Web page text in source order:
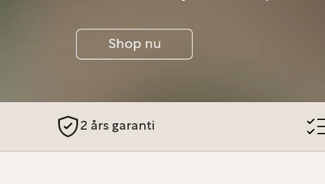
2 års garanti